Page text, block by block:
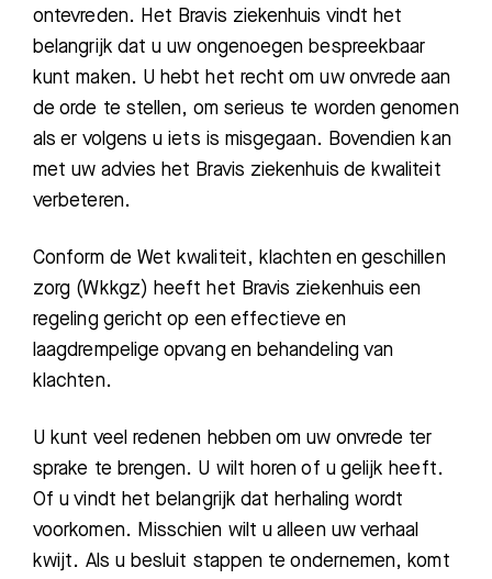
ontevreden. Het Bravis ziekenhuis vindt het
belangrijk dat u uw ongenoegen bespreekbaar
kunt maken. U hebt het recht om uw onvrede aan
de orde te stellen, om serieus te worden genomen
als er volgens u iets is misgegaan. Bovendien kan
met uw advies het Bravis ziekenhuis de kwaliteit
verbeteren.
Conform de Wet kwaliteit, klachten en geschillen
zorg (Wkkgz) heeft het Bravis ziekenhuis een
regeling gericht op een effectieve en
laagdrempelige opvang en behandeling van
klachten.
U kunt veel redenen hebben om uw onvrede ter
sprake te brengen. U wilt horen of u gelijk heeft.
Of u vindt het belangrijk dat herhaling wordt
voorkomen. Misschien wilt u alleen uw verhaal
kwijt. Als u besluit stappen te ondernemen, komt